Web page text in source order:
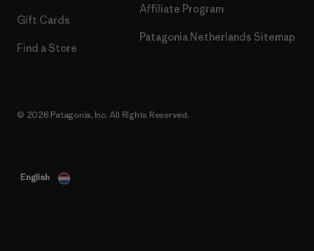
Gift Cards
Find a Store
Affiliate Program
Patagonia Netherlands Sitemap
© 2026 Patagonia, Inc. All Rights Reserved.
English